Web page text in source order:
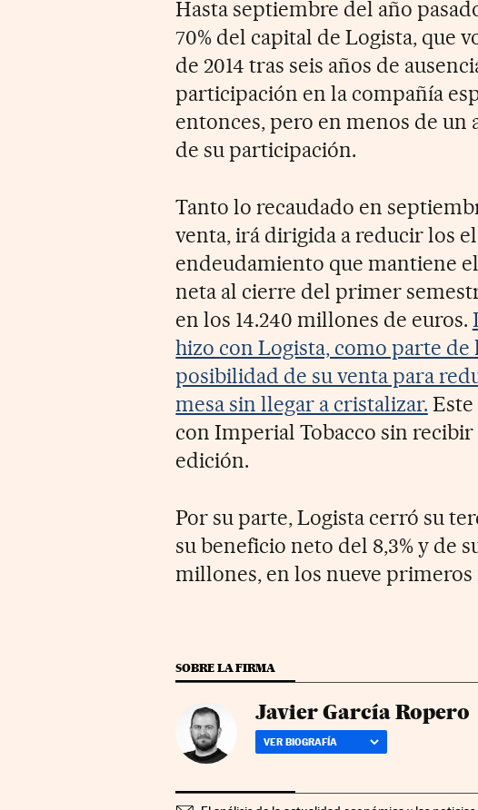
Hasta septiembre del año
70% del capital de Logista, que
de 2014 tras seis años de
participación en la compañía
entonces, pero en menos de un
de su participación.
Tanto lo recaudado en
venta, irá dirigida a reducir los
endeudamiento que mantiene
neta al cierre del primer
en los 14.240 millones de euros.
hizo con Logista, como parte
posibilidad de su venta para
mesa sin llegar a cristalizar.
con Imperial Tobacco sin
edición.
Por su parte, Logista cerró su
su beneficio neto del 8,3% y de
millones, en los nueve primeros
SOBRE LA FIRMA
Javier García Ropero
VER BIOGRAFÍA